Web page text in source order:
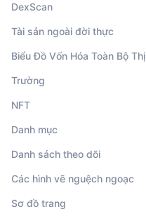
DexScan
Tài sản ngoài đời thực
Biểu Đồ Vốn Hóa Toàn Bộ Thị
Trường
NFT
Danh mục
Danh sách theo dõi
Các hình vẽ nguệch ngoạc
Sơ đồ trang